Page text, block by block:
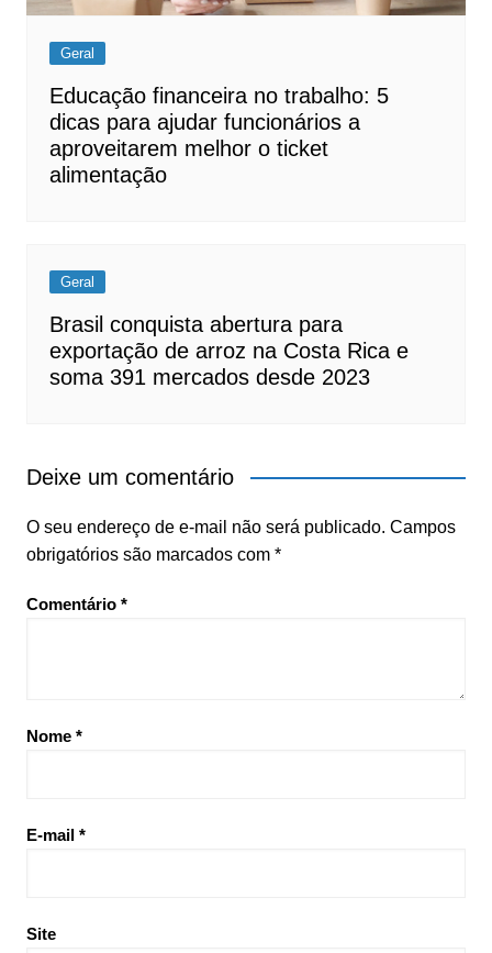
Geral
Educação financeira no trabalho: 5
dicas para ajudar funcionários a
aproveitarem melhor o ticket
alimentação
Geral
Brasil conquista abertura para
exportação de arroz na Costa Rica e
soma 391 mercados desde 2023
Deixe um comentário
O seu endereço de e-mail não será publicado. Campos
obrigatórios são marcados com *
Comentário *
Nome *
E-mail *
Site